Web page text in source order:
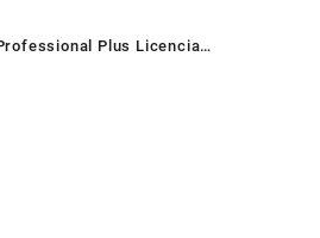
Plus Licencia